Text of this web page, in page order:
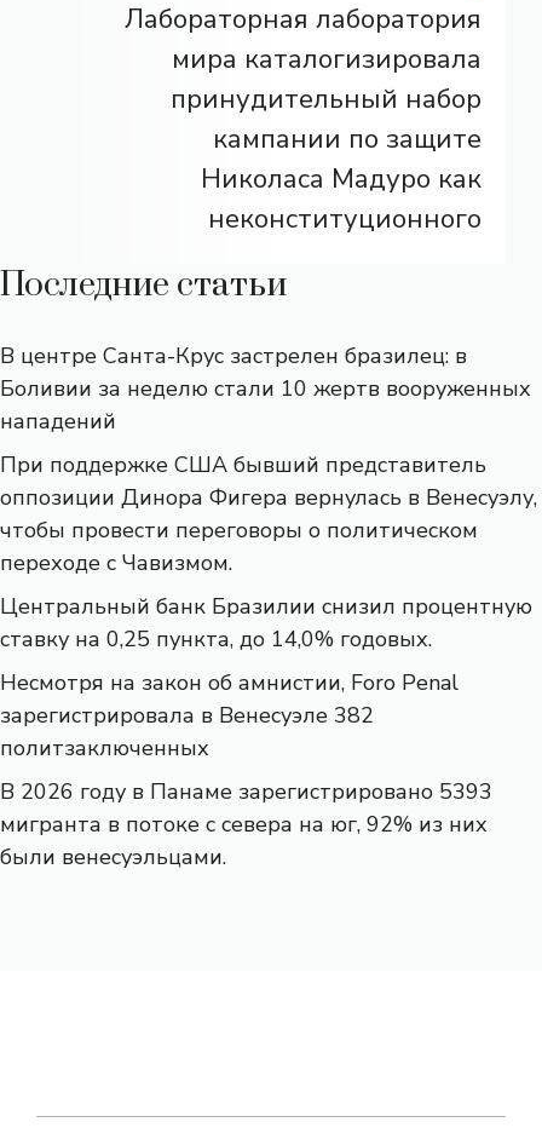
Лабораторная лаборатория
мира каталогизировала
принудительный набор
кампании по защите
Николаса Мадуро как
неконституционного
Последние статьи
В центре Санта-Крус застрелен бразилец: в
Боливии за неделю стали 10 жертв вооруженных
нападений
При поддержке США бывший представитель
оппозиции Динора Фигера вернулась в Венесуэлу,
чтобы провести переговоры о политическом
переходе с Чавизмом.
Центральный банк Бразилии снизил процентную
ставку на 0,25 пункта, до 14,0% годовых.
Несмотря на закон об амнистии, Foro Penal
зарегистрировала в Венесуэле 382
политзаключенных
В 2026 году в Панаме зарегистрировано 5393
мигранта в потоке с севера на юг, 92% из них
были венесуэльцами.